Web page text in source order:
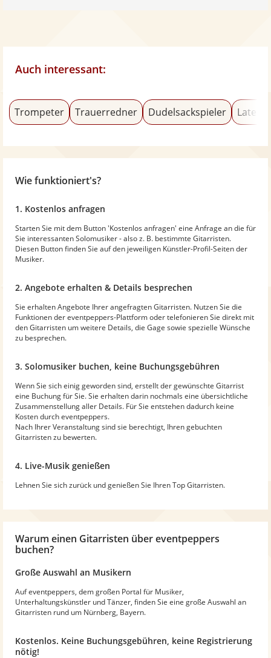
Auch interessant:
Trompeter Trauerredner Dudelsackspieler
Wie funktioniert's?
1. Kostenlos anfragen
Starten Sie mit dem Button 'Kostenlos anfragen' eine Anfrage an die für
Sie interessanten Solomusiker - also z. B. bestimmte Gitarristen.
Diesen Button finden Sie auf den jeweiligen Künstler-Profil-Seiten der
Musiker.
2. Angebote erhalten & Details besprechen
Sie erhalten Angebote Ihrer angefragten Gitarristen. Nutzen Sie die
Funktionen der eventpeppers-Plattform oder telefonieren Sie direkt mit
den Gitarristen um weitere Details, die Gage sowie spezielle Wünsche
zu besprechen.
3. Solomusiker buchen, keine Buchungsgebühren
Wenn Sie sich einig geworden sind, erstellt der gewünschte Gitarrist
eine Buchung für Sie. Sie erhalten darin nochmals eine übersichtliche
Zusammenstellung aller Details. Für Sie entstehen dadurch keine
Kosten durch eventpeppers.
Nach Ihrer Veranstaltung sind sie berechtigt, Ihren gebuchten
Gitarristen zu bewerten.
4. Live-Musik genießen
Lehnen Sie sich zurück und genießen Sie Ihren Top Gitarristen.
Warum einen Gitarristen über eventpeppers
buchen?
Große Auswahl an Musikern
Auf eventpeppers, dem großen Portal für Musiker,
Unterhaltungskünstler und Tänzer, finden Sie eine große Auswahl an
Gitarristen rund um Nürnberg, Bayern.
Kostenlos. Keine Buchungsgebühren, keine Registrierung
nötig!